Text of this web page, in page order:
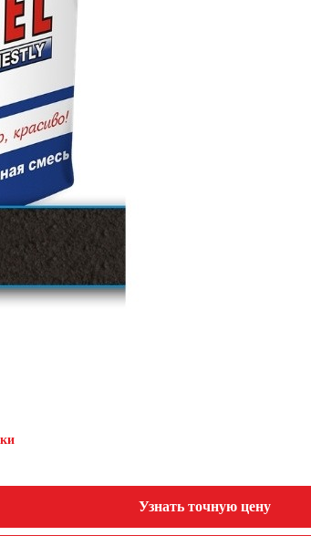
Узнать точную цену